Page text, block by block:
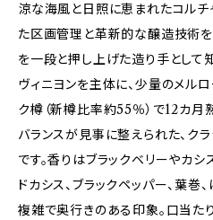
涼な海風と日照に恵まれたコルチ
た区画管理と革新的な醸造技術を
を一段と押し上げた造り手として
ヴィニヨンを主体に、少量のメルロ
ク樽（新樽比率約55％）で12カ月
バランスが見事に整えられた、ク
です。香りはブラックベリーやカ
ドカシス、ブラックペッパー、葉巻
複雑で奥行きのある印象。口当た